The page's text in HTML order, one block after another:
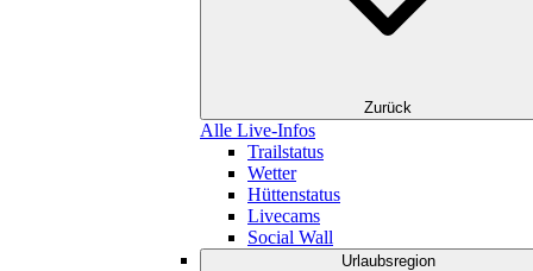
Zurück
Alle Live-Infos
Trailstatus
Wetter
Hüttenstatus
Livecams
Social Wall
Urlaubsregion